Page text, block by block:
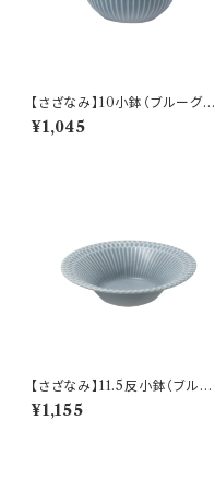
【さざなみ】10小鉢（ブルーグレ
ー) O-M47503
¥1,045
【さざなみ】11.5反小鉢（ブルー
グレー) O-M43303
¥1,155